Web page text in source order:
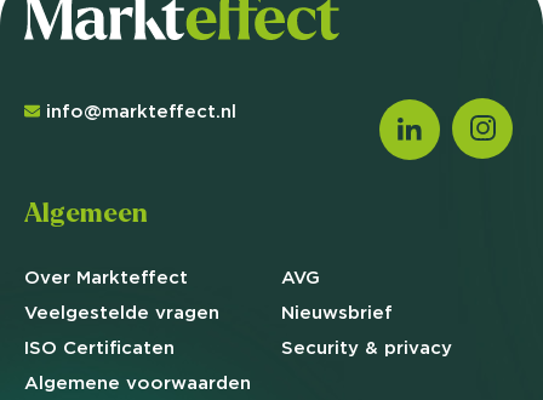
info@markteffect.nl
Algemeen
Over Markteffect
Veelgestelde vragen
ISO Certificaten
Algemene voorwaarden
AVG
Nieuwsbrief
Security & privacy